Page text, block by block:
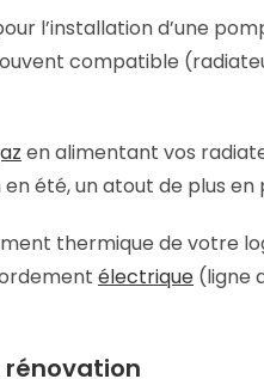
l’installation d’une
compatible
en alimentant vos
été, un atout de plus en
thermique de votre
électrique (ligne
rénovation